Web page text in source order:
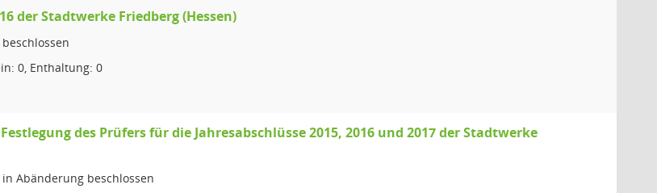
der Stadtwerke Friedberg (Hessen)
0, Enthaltung: 0
des Prüfers für die Jahresabschlüsse 2015, 2016 und 2017 der Stadtwerke
Abänderung beschlossen